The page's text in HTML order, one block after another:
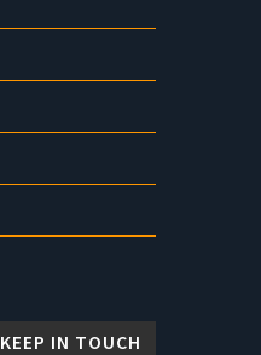
KEEP IN TOUCH